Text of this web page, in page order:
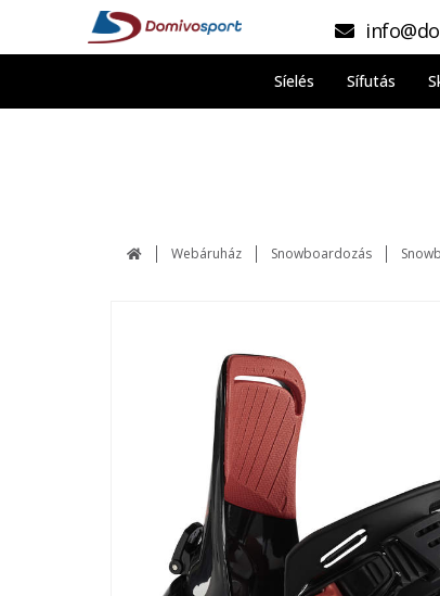
Síelés Sífutás
Webáruház Snowboardozás